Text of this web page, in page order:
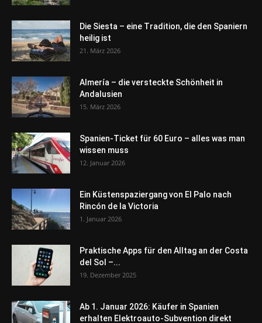
Die Siesta – eine Tradition, die den Spaniern
heilig ist
21. März 2026
Almería – die versteckte Schönheit in
Andalusien
15. März 2026
Spanien-Ticket für 60 Euro – alles was man
wissen muss
12. Januar 2026
Ein Küstenspaziergang von El Palo nach
Rincón de la Victoria
1. Januar 2026
Praktische Apps für den Alltag an der Costa
del Sol –...
19. Dezember 2025
Ab 1. Januar 2026: Käufer in Spanien
erhalten Elektroauto-Subvention direkt